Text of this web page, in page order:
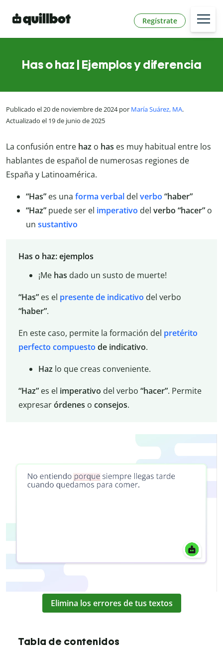
Regístrate
Has o haz | Ejemplos y diferencia
Publicado el 20 de noviembre de 2024 por María Suárez, MA.
Actualizado el 19 de junio de 2025
La confusión entre haz o has es muy habitual entre los
hablantes de español de numerosas regiones de
España y Latinoamérica.
“Has” es una forma verbal del verbo “haber”
“Haz” puede ser el imperativo del verbo “hacer” o
un sustantivo
Has o haz: ejemplos
¡Me has dado un susto de muerte!
“Has”es el presente de indicativo del verbo
“haber”.
En este caso, permite la formación del pretérito
perfecto compuesto de indicativo.
Hazlo que creas conveniente.
“Haz”es el imperativo del verbo “hacer”. Permite
expresarórdenes o consejos.
Elimina los errores de tus textos
Tabla de contenidos